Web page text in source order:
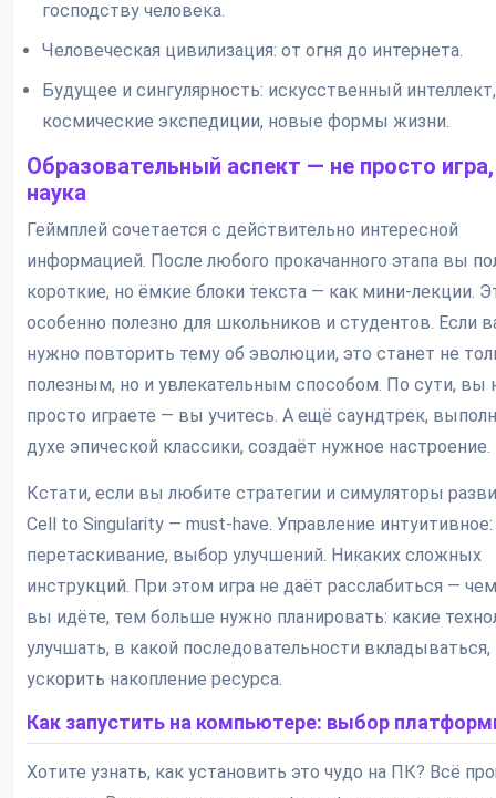
господству человека.
Человеческая цивилизация: от огня до интернета.
Будущее и сингулярность: искусственный интеллект,
космические экспедиции, новые формы жизни.
Образовательный аспект — не просто
наука
Геймплей сочетается с действительно интересной
информацией. После любого прокачанного этапа вы
короткие, но ёмкие блоки текста — как мини-лекции.
особенно полезно для школьников и студентов. Если
нужно повторить тему об эволюции, это станет не
полезным, но и увлекательным способом. По сути, вы
просто играете — вы учитесь. А ещё саундтрек,
духе эпической классики, создаёт нужное настроение.
Кстати, если вы любите стратегии и симуляторы
Cell to Singularity — must-have. Управление интуитивное:
перетаскивание, выбор улучшений. Никаких сложных
инструкций. При этом игра не даёт расслабиться —
вы идёте, тем больше нужно планировать: какие
улучшать, в какой последовательности вкладываться,
ускорить накопление ресурса.
Как запустить на компьютере: выбор
Хотите узнать, как установить это чудо на ПК? Всё